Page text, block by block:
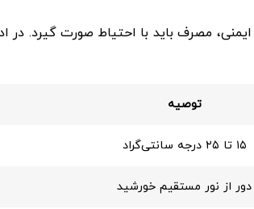
مصرف باید با احتیاط صورت گیرد. در
توصیه
۱۵ تا ۲۵ درجه سانتی‌گراد
دور از نور مستقیم خورشید